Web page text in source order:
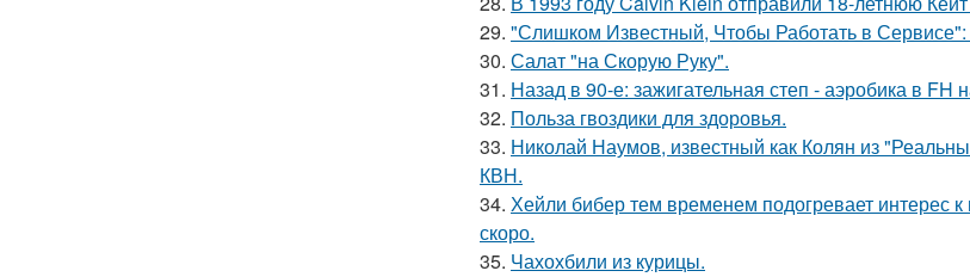
29. "Слишком Известный, Чтобы Работать в
30. Салат "на Скорую Руку".
31. Назад в 90-е: зажигательная степ - аэробика в FH
32. Польза гвоздики для здоровья.
33. Николай Наумов, известный как Колян из
КВН.
34. Хейли бибер тем временем подогревает интерес
скоро.
35. Чахохбили из курицы.